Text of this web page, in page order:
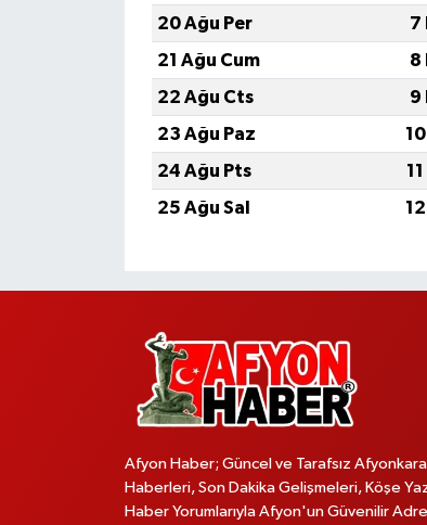
20 Ağu Per
7
21 Ağu Cum
8
22 Ağu Cts
9
23 Ağu Paz
24 Ağu Pts
25 Ağu Sal
Afyon Haber; Güncel ve Tarafsız
Haberleri, Son Dakika Gelişmeleri, Köşe
Haber Yorumlarıyla Afyon'un Güvenilir